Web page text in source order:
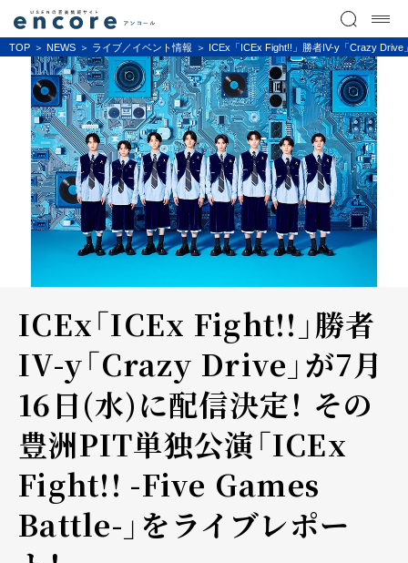
TOP NEWS ライブ／イベント情報 ICEx「ICEx Fight!!」勝者IV-y「Crazy
ICEx「ICEx Fight!!」勝者
IV-y「Crazy Drive」が7月
16日(水)に配信決定！ その
豊洲PIT単独公演「ICEx
Fight!! -Five Games
Battle-」をライブレポー